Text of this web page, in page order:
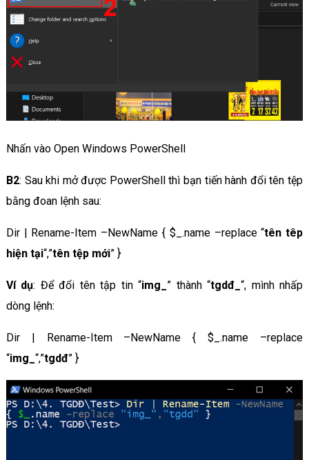
Nhấn vào Open Windows PowerShell
B2: Sau khi mở được PowerShell thì bạn tiến hành đổi tên tệp
bằng đoan lệnh sau:
Dir | Rename-Item –NewName { $_.name –replace “tên têp
hiện tại“,”tên tệp mới” }
Ví dụ: Để đổi tên tập tin “img_ ” thành “tgdđ_“, mình nhấp
dòng lệnh:
Dir | Rename-Item –NewName { $_.name –replace
“img_ “,”tgdđ” }